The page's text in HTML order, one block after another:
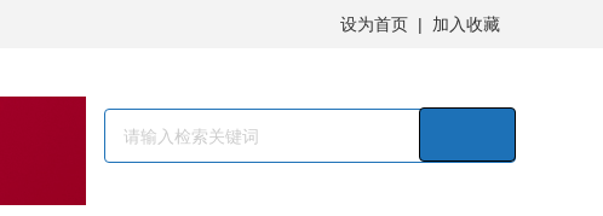
设为首页 | 加入收藏